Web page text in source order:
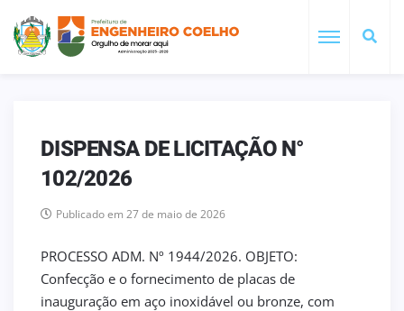
DISPENSA DE LICITAÇÃO N°
102/2026
Publicado em 27 de maio de 2026
PROCESSO ADM. Nº 1944/2026. OBJETO:
Confecção e o fornecimento de placas de
inauguração em aço inoxidável ou bronze, com